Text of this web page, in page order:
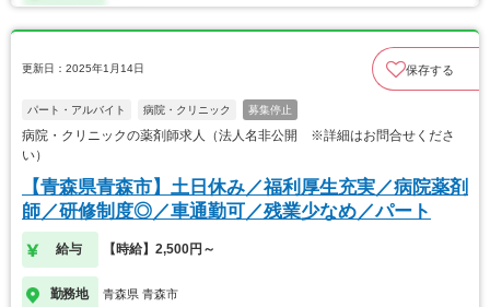
更新日：2025年1月14日 保存する
パート・アルバイト 病院・クリニック 募集停止
病院・クリニックの薬剤師求人（法人名非公開 ※詳細はお問合せくださ
い）
【青森県青森市】土日休み／福利厚生充実／病院薬剤
師／研修制度◎／車通勤可／残業少なめ／パート
給与 【時給】2,500円～
勤務地 青森県 青森市